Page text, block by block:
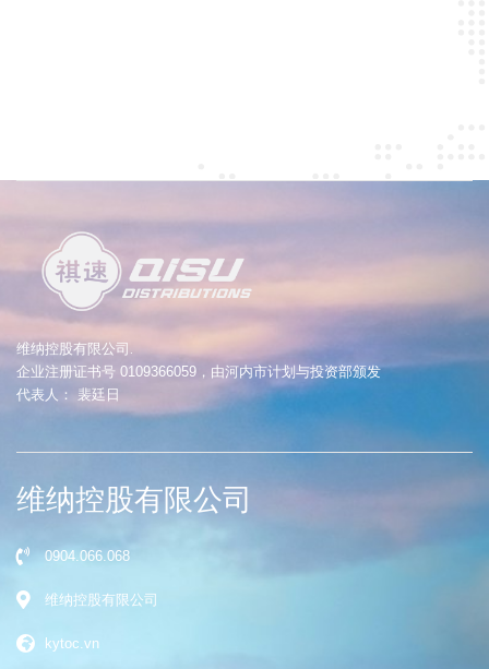
维纳控股有限公司
企业注册证书号 0109366059，由河内市计划与投资部颁发
代表人： 裴廷日
维纳控股有限公司
0904.066.068
维纳控股有限公司
kytoc.vn